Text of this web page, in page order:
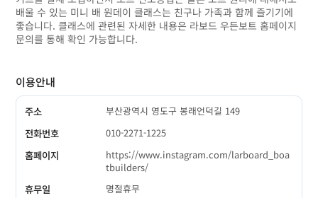
배울 수 있는 미니 배 원데이 클래스는 친구나 가족과 함께 즐기기에
좋습니다. 클래스에 관련된 자세한 내용은 라보드 우든보트 홈페이지
문의를 통해 확인 가능합니다.
이용안내
주소
부산광역시 영도구 봉래언덕길 149
전화번호
010-2271-1225
홈페이지
https://www.instagram.com/larboard_boa
tbuilders/
휴무일
명절휴무